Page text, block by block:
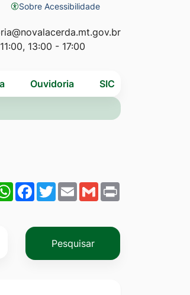
Sobre Acessibilidade
13:00 - 17:00
Ouvidoria SIC
WhatsApp
Facebook
Twitter
EmailGmail
Pesquisar